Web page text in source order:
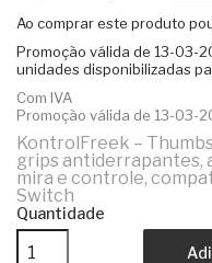
Ao comprar este produto
Promoção válida de 13-03-
unidades disponibilizadas
Com IVA
Promoção válida de 13-03-
KontrolFreek –
grips antiderrapantes,
mira e controle,
Switch
Quantidade